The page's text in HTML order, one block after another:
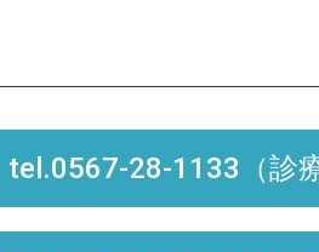
tel.0567-28-1133（診